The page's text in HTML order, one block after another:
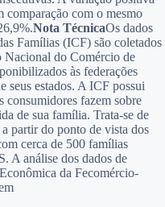
com o mesmo
Nota TécnicaOs dados
Famílias (ICF) são coletados
Nacional do Comércio de
às federações
seus estados. A ICF possui
consumidores fazem sobre
de sua família. Trata-se de
partir do ponto de vista dos
cerca de 500 famílias
A análise dos dados de
da Fecomércio-